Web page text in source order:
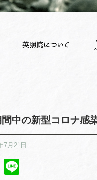
中の新型コロナ感
7月21日
Twitter